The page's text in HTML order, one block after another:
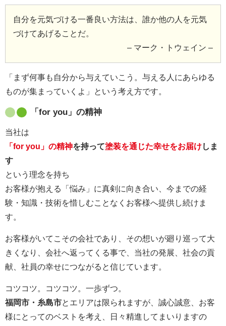
自分を元気づける一番良い方法は、誰か他の人を元気
づけてあげることだ。
– マーク・トウェイン –
「まず何事も自分から与えていこう。与える人にあらゆる
ものが集まっていくよ」という考え方です。
「for you」の精神
当社は
「for you」の精神を持って塗装を通じた幸せをお届けしま
す
という理念を持ち
お客様が抱える「悩み」に真剣に向き合い、今までの経
験・知識・技術を惜しむことなくお客様へ提供し続けま
す。
お客様がいてこその会社であり、その想いが廻り巡って大
きくなり、会社へ返ってくる事で、当社の発展、社会の貢
献、社員の幸せにつながると信じています。
コツコツ。コツコツ。一歩ずつ。
福岡市・糸島市とエリアは限られますが、誠心誠意、お客
様にとってのベストを考え、日々精進してまいりますの